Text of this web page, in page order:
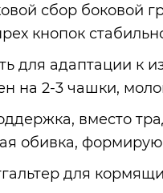
сбор боковой
кнопок
для адаптации к
на 2-3 чашки,
вместо
обивка,
для